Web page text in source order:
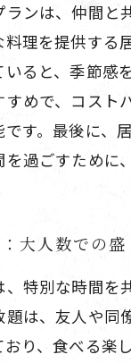
ランは、仲間と
料理を提供する
いると、季節感
めで、コスト
です。最後に、
過ごすために
大人数での
、特別な時間を
題は、友人や同
おり、食べる楽